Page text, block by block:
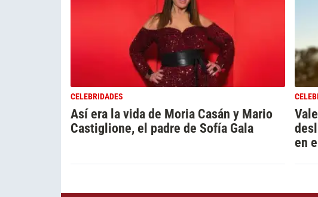
CELEBRIDADES
Así era la vida de Moria Casán y Mario
Castiglione, el padre de Sofía Gala
en